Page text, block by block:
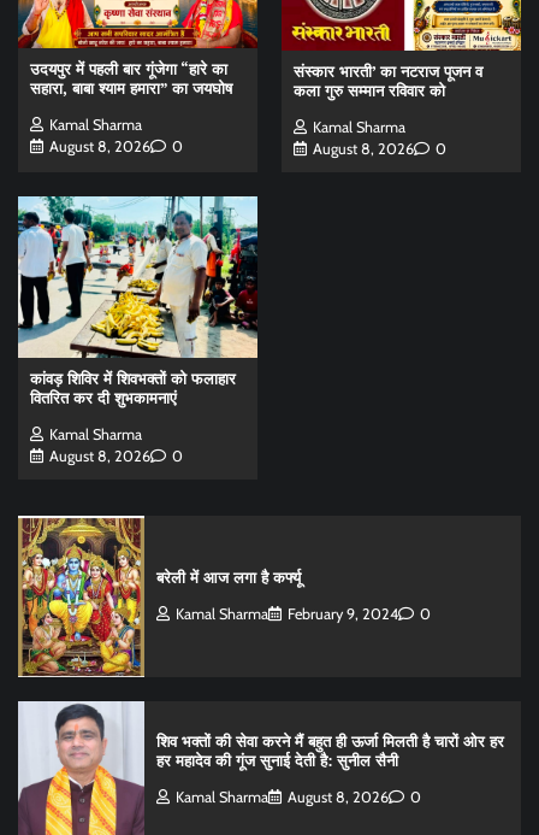
उदयपुर में पहली बार गूंजेगा “हारे का
सहारा, बाबा श्याम हमारा” का जयघोष
Kamal Sharma
August 8, 2026
0
संस्कार भारती’ का नटराज पूजन व
कला गुरु सम्मान रविवार को
Kamal Sharma
August 8, 2026
0
कांवड़ शिविर में शिवभक्तों को फलाहार
वितरित कर दी शुभकामनाएं
Kamal Sharma
August 8, 2026
0
बरेली में आज लगा है कर्फ्यू
Kamal Sharma February 9, 2024 0
शिव भक्तों की सेवा करने मैं बहुत ही ऊर्जा मिलती है चारों ओर हर
हर महादेव की गूंज सुनाई देती है: सुनील सैनी
Kamal Sharma August 8, 2026 0